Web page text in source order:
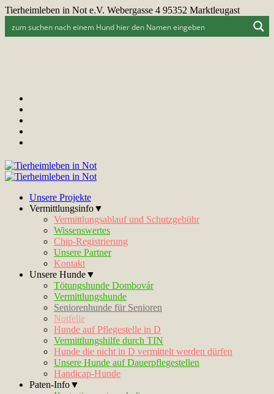
Tierheimleben in Not e.V. Webergasse 4 95352 Marktleugast
Unsere Projekte
Vermittlungsinfo▼
Vermittlungsablauf und Schutzgebühr
Wissenswertes
Chip-Registrierung
Unsere Partner
Kontakt
Unsere Hunde▼
Tötungshunde Dombovár
Vermittlungshunde
Seniorenhunde für Senioren
Notfelle
Hunde auf Pflegestelle in D
Vermittlungshilfe durch TIN
Hunde die nicht in D vermittelt werden dürfen
Unsere Hunde auf Dauerpflegestellen
Handicap-Hunde
Paten-Info▼